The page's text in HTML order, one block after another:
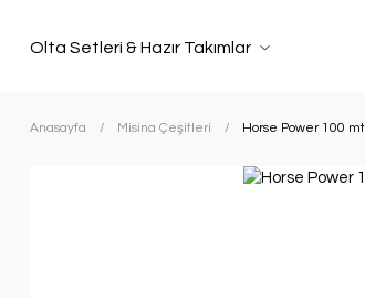
Olta Setleri & Hazır Takımlar
Anasayfa Misina Çeşitleri Horse Power 100